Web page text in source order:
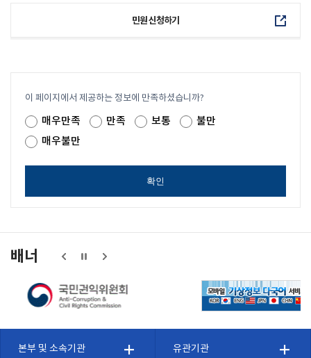
민원 신청하기
이 페이지에서 제공하는 정보에 만족하셨습니까?
매우만족 만족 보통
불만
매우불만
확인
배너
본부 및 소속기관 유관기관